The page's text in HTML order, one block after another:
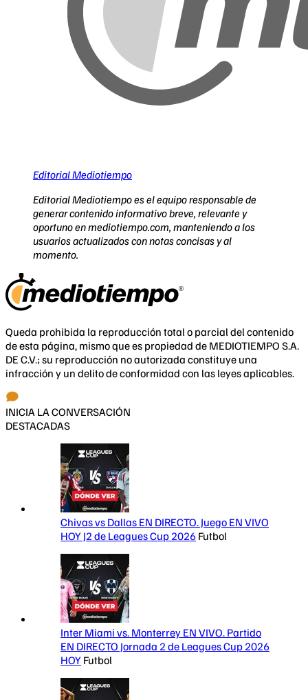
Editorial Mediotiempo
Editorial Mediotiempo es el equipo responsable de
generar contenido informativo breve, relevante y
oportuno en mediotiempo.com, manteniendo a los
usuarios actualizados con notas concisas y al
momento.
Queda prohibida la reproducción total o parcial del contenido
de esta página, mismo que es propiedad de MEDIOTIEMPO S.A.
DE C.V.; su reproducción no autorizada constituye una
infracción y un delito de conformidad con las leyes aplicables.
INICIA LA CONVERSACIÓN
DESTACADAS
Chivas vs Dallas EN DIRECTO. Juego EN VIVO
HOY J2 de Leagues Cup 2026 Futbol
Inter Miami vs. Monterrey EN VIVO. Partido
EN DIRECTO Jornada 2 de Leagues Cup 2026
HOY Futbol